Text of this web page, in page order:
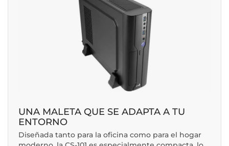
UNA MALETA QUE SE ADAPTA A TU
ENTORNO
Diseñada tanto para la oficina como para el hogar